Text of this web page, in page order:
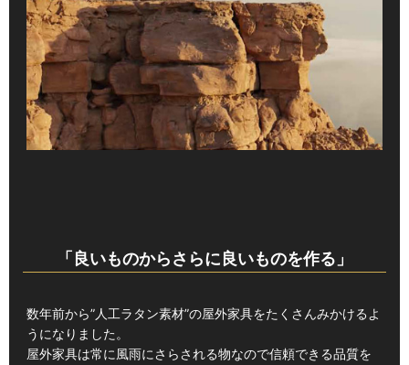
「良いものからさらに良いものを作る」
数年前から”人工ラタン素材”の屋外家具をたくさんみかけるよ
うになりました。
屋外家具は常に風雨にさらされる物なので信頼できる品質を